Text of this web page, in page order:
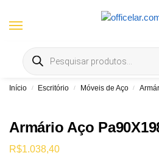
Entrega gratis em Goiânia e
Início / Escritório / Móveis de Aço /
Armário Aço
R$1.038,40